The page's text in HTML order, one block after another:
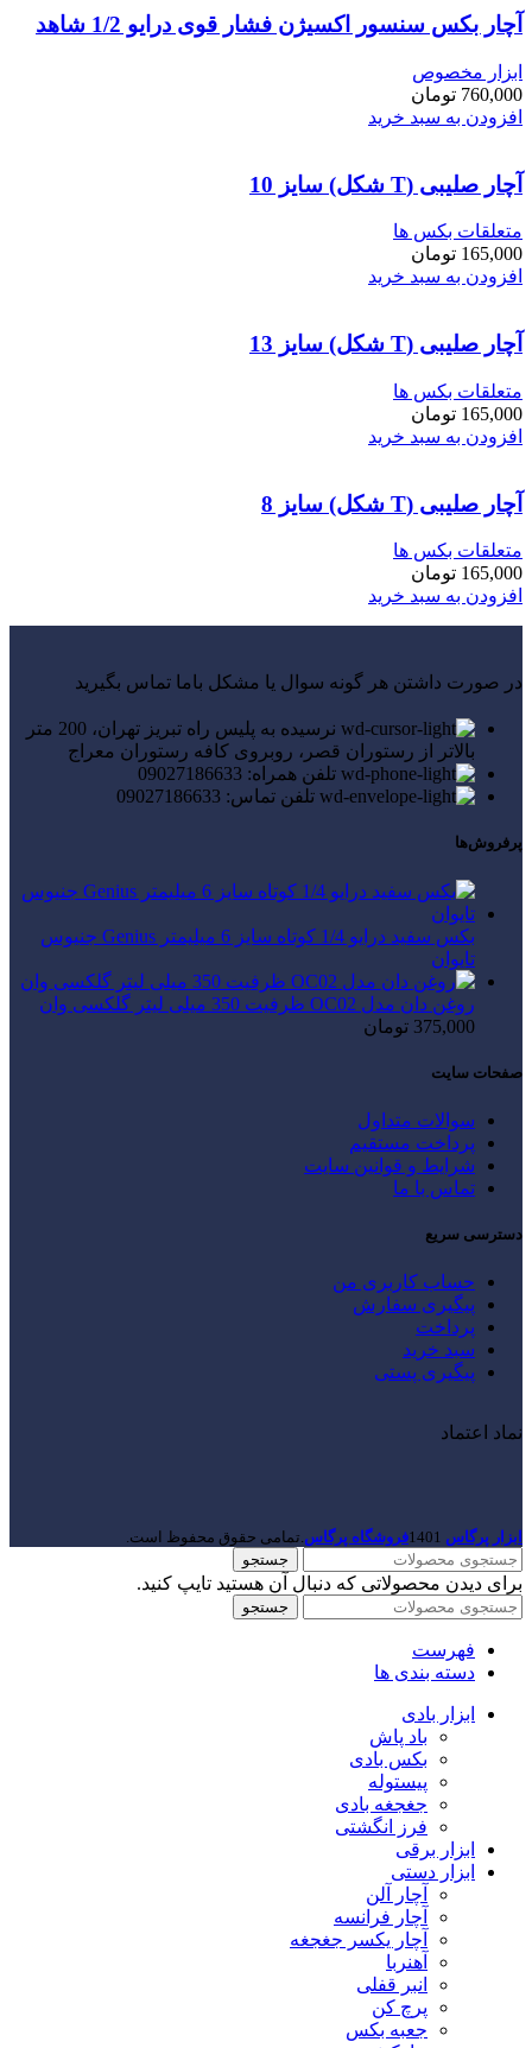
آچار بکس سنسور اکسیژن فشار قوی درایو 1/2 شاهد
ابزار مخصوص
760,000 تومان
افزودن به سبد خرید
آچار صلیبی (T شکل) سایز 10
متعلقات بکس ها
165,000 تومان
افزودن به سبد خرید
آچار صلیبی (T شکل) سایز 13
متعلقات بکس ها
165,000 تومان
افزودن به سبد خرید
آچار صلیبی (T شکل) سایز 8
متعلقات بکس ها
165,000 تومان
افزودن به سبد خرید
در صورت داشتن هر گونه سوال یا مشکل باما تماس بگیرید
نرسیده به پلیس راه تبریز تهران، 200 متر
بالاتر از رستوران قصر، روبروی کافه رستوران معراج
تلفن همراه: 09027186633
تلفن تماس: 09027186633
پرفروش‌ها
بکس سفید درایو 1/4 کوتاه سایز 6 میلیمتر Genius جنیوس
تایوان
روغن دان مدل OC02 ظرفیت 350 میلی لیتر گلکسی وان
375,000 تومان
صفحات سایت
سوالات متداول
پرداخت مستقیم
شرایط و قوانین سایت
تماس با ما
دسترسی سریع
حساب کاربری من
پیگیری سفارش
پرداخت
سبد خرید
پیگیری پستی
نماد اعتماد
ابزار پرگاس 1401فروشگاه پرگاس.تمامی حقوق محفوظ است.
جستجو
برای دیدن محصولاتی که دنبال آن هستید تایپ کنید.
جستجو
فهرست
دسته بندی ها
ابزار بادی
باد پاش
بکس بادی
پیستوله
جغجغه بادی
فرز انگشتی
ابزار برقی
ابزار دستی
آچار آلن
آچار فرانسه
آچار یکسر جغجغه
آهنربا
انبر قفلی
پرچ کن
جعبه بکس